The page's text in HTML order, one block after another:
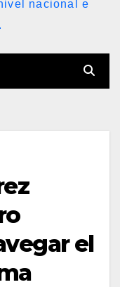
nacional e
el